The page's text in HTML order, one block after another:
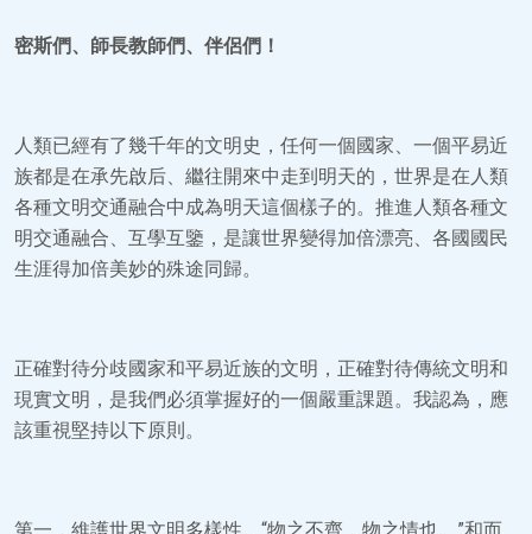
密斯們、師長教師們、伴侶們！
人類已經有了幾千年的文明史，任何一個國家、一個平易近
族都是在承先啟后、繼往開來中走到明天的，世界是在人類
各種文明交通融合中成為明天這個樣子的。推進人類各種文
明交通融合、互學互鑒，是讓世界變得加倍漂亮、各國國民
生涯得加倍美妙的殊途同歸。
正確對待分歧國家和平易近族的文明，正確對待傳統文明和
現實文明，是我們必須掌握好的一個嚴重課題。我認為，應
該重視堅持以下原則。